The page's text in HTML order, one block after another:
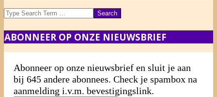
Search
ABONNEER OP ONZE NIEUWSBRIEF
Abonneer op onze nieuwsbrief en sluit je aan
bij 645 andere abonnees. Check je spambox na
aanmelding i.v.m. bevestigingslink.